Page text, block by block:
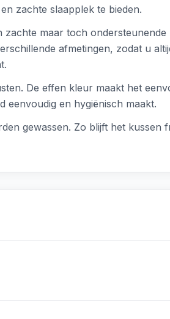
zachte slaapplek te bieden.
maar toch ondersteunende
afmetingen, zodat u
De effen kleur maakt het
eenvoudig en hygiënisch maakt.
gewassen. Zo blijft het kussen